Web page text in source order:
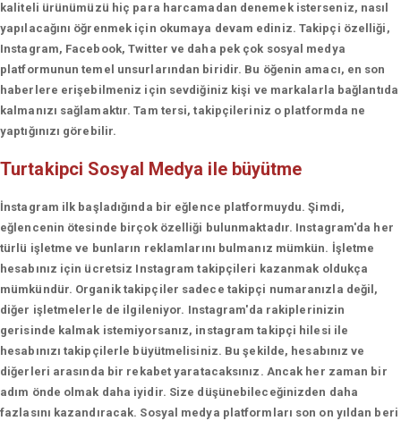
kaliteli ürünümüzü hiç para harcamadan denemek isterseniz, nasıl
yapılacağını öğrenmek için okumaya devam ediniz. Takipçi özelliği,
Instagram, Facebook, Twitter ve daha pek çok sosyal medya
platformunun temel unsurlarından biridir. Bu öğenin amacı, en son
haberlere erişebilmeniz için sevdiğiniz kişi ve markalarla bağlantıda
kalmanızı sağlamaktır. Tam tersi, takipçileriniz o platformda ne
yaptığınızı görebilir.
Turtakipci Sosyal Medya ile büyütme
İnstagram ilk başladığında bir eğlence platformuydu. Şimdi,
eğlencenin ötesinde birçok özelliği bulunmaktadır. Instagram'da her
türlü işletme ve bunların reklamlarını bulmanız mümkün. İşletme
hesabınız için ücretsiz Instagram takipçileri kazanmak oldukça
mümkündür. Organik takipçiler sadece takipçi numaranızla değil,
diğer işletmelerle de ilgileniyor. Instagram'da rakiplerinizin
gerisinde kalmak istemiyorsanız, instagram takipçi hilesi ile
hesabınızı takipçilerle büyütmelisiniz. Bu şekilde, hesabınız ve
diğerleri arasında bir rekabet yaratacaksınız. Ancak her zaman bir
adım önde olmak daha iyidir. Size düşünebileceğinizden daha
fazlasını kazandıracak. Sosyal medya platformları son on yıldan beri